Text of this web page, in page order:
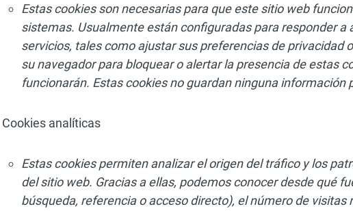
Estas cookies son necesarias para que este sitio web
sistemas. Usualmente están configuradas para responder a
servicios, tales como ajustar sus preferencias de privacidad
su navegador para bloquear o alertar la presencia de estas
funcionarán. Estas cookies no guardan ninguna información
Cookies analíticas
Estas cookies permiten analizar el origen del tráfico y los
del sitio web. Gracias a ellas, podemos conocer desde qué
búsqueda, referencia o acceso directo), el número de